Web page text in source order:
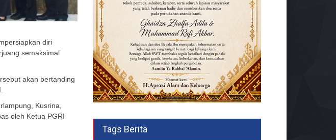
diri
semaksimal
akan bertanding
Kusrina,
oleh Ketua PGRI
Tags Berita